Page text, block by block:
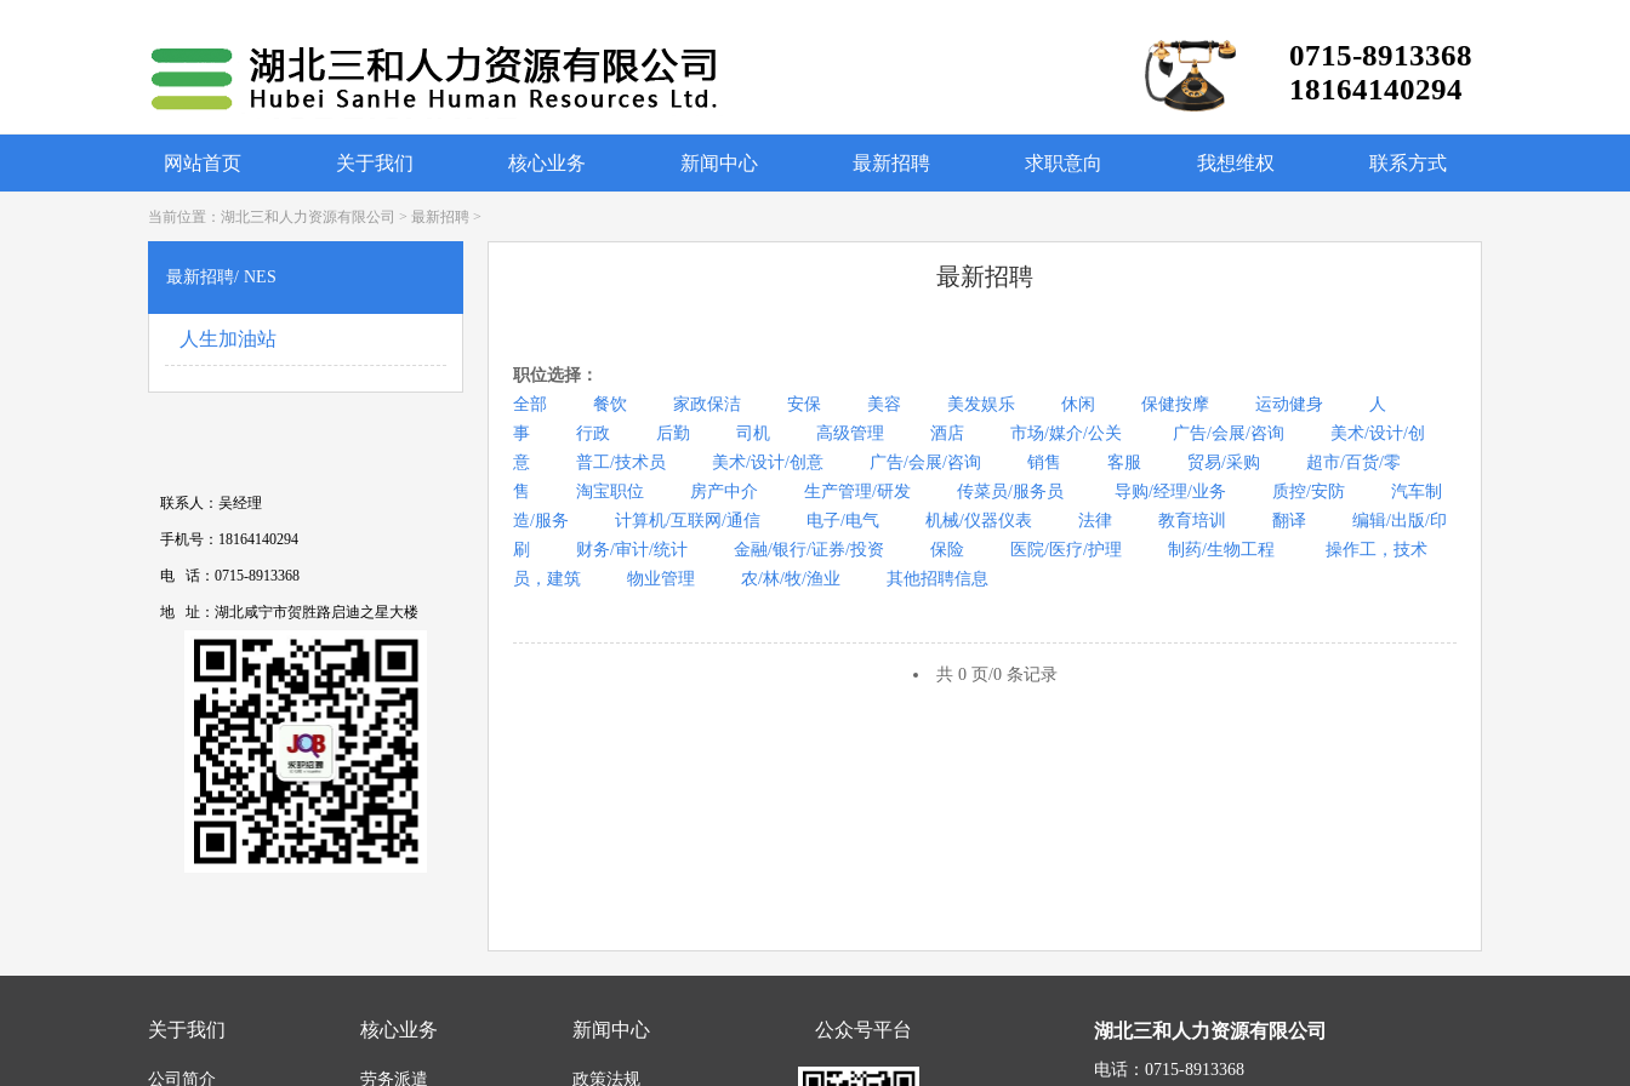
0715-8913368
18164140294
网站首页 关于我们 核心业务 新闻中心 最新招聘 求职意向 我想维权 联系方式
当前位置： 湖北三和人力资源有限公司 > 最新招聘 >
最新招聘/ NES
人生加油站
联系人：吴经理
手机号：18164140294
电 话：0715-8913368
地 址：湖北咸宁市贺胜路启迪之星大楼
最新招聘
职位选择：
全部
餐饮 家政保洁 安保 美容 美发娱乐 休闲 保健按摩 运动健身
人
事
行政 后勤 司机 高级管理 酒店 市场/媒介/公关 广告/会展/咨询
美术/设计/创
意
普工/技术员 美术/设计/创意 广告/会展/咨询 销售 客服 贸易/采购
超市/百货/零
售
淘宝职位 房产中介 生产管理/研发 传菜员/服务员 导购/经理/业务 质控/安防
汽车制
造/服务
计算机/互联网/通信 电子/电气 机械/仪器仪表 法律 教育培训 翻译
编辑/出版/印
刷
财务/审计/统计 金融/银行/证券/投资 保险 医院/医疗/护理 制药/生物工程
操作工，技术
员，建筑
物业管理 农/林/牧/渔业 其他招聘信息
共 0 页/0 条记录
关于我们
公司简介
核心业务
劳务派遣
新闻中心
政策法规
公众号平台 湖北三和人力资源有限公司
电话：0715-8913368